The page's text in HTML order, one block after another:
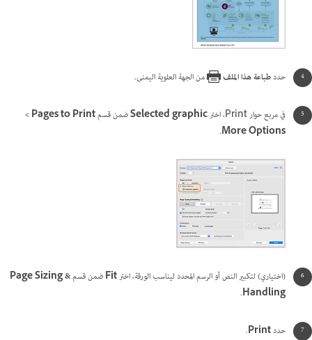
حددطباعة هذا الملف من الجهة العلوية اليمنى.
في مربع حوار Print، اختر Selected graphicضمن قسم
Pages to Print ‏>
More Options
.
(اختياري) لتكبير النص أو الرسم المحدد ليناسب الورقة، اخترFitضمن قسمPage Sizing &
Handling
.
حددPrint
.